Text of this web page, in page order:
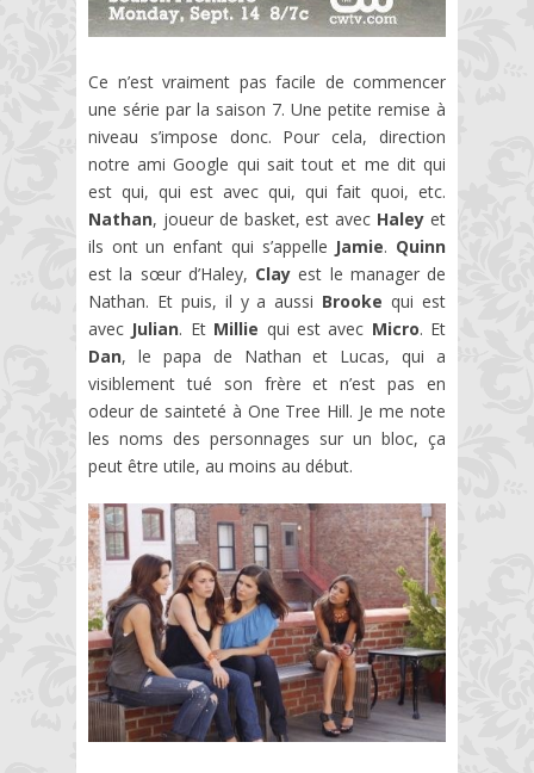
Ce n’est vraiment pas facile de commencer
une série par la saison 7. Une petite remise à
niveau s’impose donc. Pour cela, direction
notre ami Google qui sait tout et me dit qui
est qui, qui est avec qui, qui fait quoi, etc.
Nathan, joueur de basket, est avec Haleyet
ils ont un enfant qui s’appelle Jamie. Quinn
est la sœur d’Haley, Clayest le manager de
Nathan. Et puis, il y a aussi Brooke qui est
avec Julian. Et Millie qui est avec Micro. Et
Dan, le papa de Nathan et Lucas, qui a
visiblement tué son frère et n’est pas en
odeur de sainteté à One Tree Hill. Je me note
les noms des personnages sur un bloc, ça
peut être utile, au moins au début.